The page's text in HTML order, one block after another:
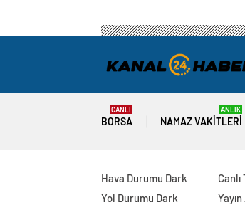
BORSA
CANLI
NAMAZ VAKITLERI
ANLIK
Hava Durumu Dark
Yol Durumu Dark
Canlı